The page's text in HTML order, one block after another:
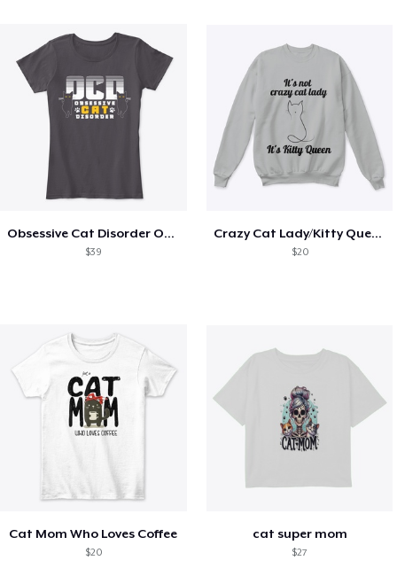
Obsessive Cat Disorder OCD Kittens Lover
$39
Crazy Cat Lady/Kitty Queen
$20
Cat Mom Who Loves Coffee
$20
cat super mom
$27